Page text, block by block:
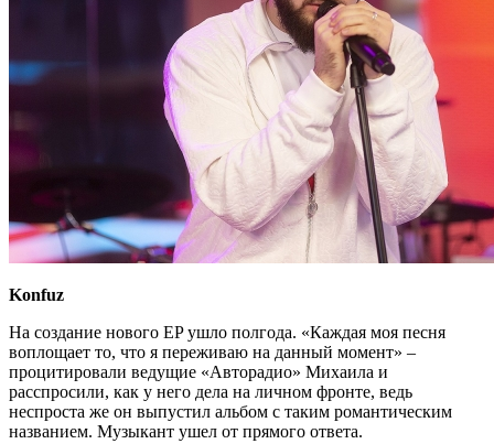
Konfuz
На создание нового EP ушло полгода. «Каждая моя песня
воплощает то, что я переживаю на данный момент» –
процитировали ведущие «Авторадио» Михаила и
расспросили, как у него дела на личном фронте, ведь
неспроста же он выпустил альбом с таким романтическим
названием. Музыкант ушел от прямого ответа.